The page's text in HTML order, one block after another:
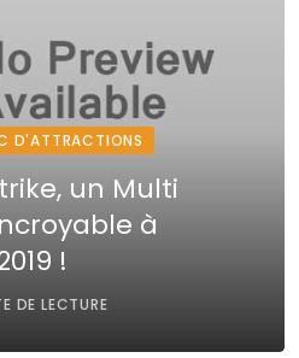
D'ATTRACTIONS
un Multi
à
!
DE LECTURE